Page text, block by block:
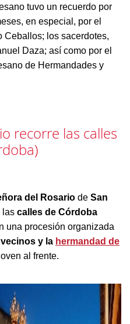
tuvo un recuerdo por
en especial, por el
Ceballos; los sacerdotes,
Daza; así como por el
de Hermandades y
recorre las calles
del Rosario de San
las calles de Córdoba
una procesión organizada
vecinos y la hermandad de
al frente.